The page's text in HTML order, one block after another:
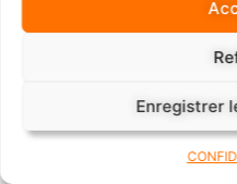
Enregistrer